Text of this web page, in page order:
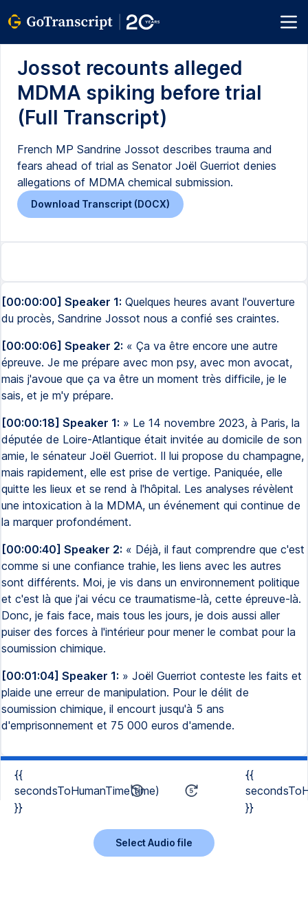
Jossot recounts alleged
MDMA spiking before trial
(Full Transcript)
French MP Sandrine Jossot describes trauma and
fears ahead of trial as Senator Joël Guerriot denies
allegations of MDMA chemical submission.
Download Transcript (DOCX)
[00:00:00] Speaker 1: Quelques heures avant l'ouverture
du procès, Sandrine Jossot nous a confié ses craintes.
[00:00:06] Speaker 2: « Ça va être encore une autre
épreuve. Je me prépare avec mon psy, avec mon avocat,
mais j'avoue que ça va être un moment très difficile, je le
sais, et je m'y prépare.
[00:00:18] Speaker 1: » Le 14 novembre 2023, à Paris, la
députée de Loire-Atlantique était invitée au domicile de son
amie, le sénateur Joël Guerriot. Il lui propose du champagne,
mais rapidement, elle est prise de vertige. Paniquée, elle
quitte les lieux et se rend à l'hôpital. Les analyses révèlent
une intoxication à la MDMA, un événement qui continue de
la marquer profondément.
[00:00:40] Speaker 2: « Déjà, il faut comprendre que c'est
comme si une confiance trahie, les liens avec les autres
sont différents. Moi, je vis dans un environnement politique
et c'est là que j'ai vécu ce traumatisme-là, cette épreuve-là.
Donc, je fais face, mais tous les jours, je dois aussi aller
puiser des forces à l'intérieur pour mener le combat pour la
soumission chimique.
[00:01:04] Speaker 1: » Joël Guerriot conteste les faits et
plaide une erreur de manipulation. Pour le délit de
soumission chimique, il encourt jusqu'à 5 ans
d'emprisonnement et 75 000 euros d'amende.
{{
secondsToHumanTime(time)
}}
{{
}}
Select Audio file